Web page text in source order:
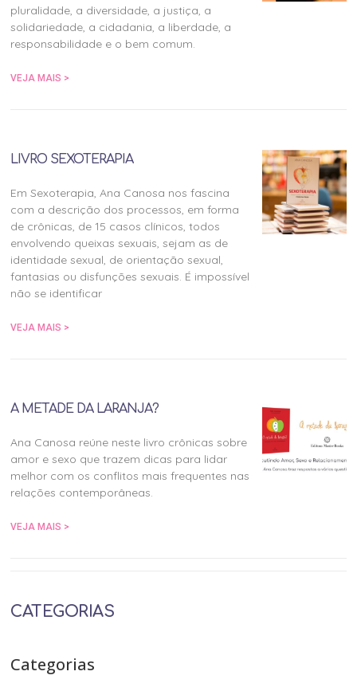
pluralidade, a diversidade, a justiça, a
solidariedade, a cidadania, a liberdade, a
responsabilidade e o bem comum.
VEJA MAIS >
LIVRO SEXOTERAPIA
Em Sexoterapia, Ana Canosa nos fascina
com a descrição dos processos, em forma
de crônicas, de 15 casos clínicos, todos
envolvendo queixas sexuais, sejam as de
identidade sexual, de orientação sexual,
fantasias ou disfunções sexuais. É impossível
não se identificar
VEJA MAIS >
A METADE DA LARANJA?
Ana Canosa reúne neste livro crônicas sobre
amor e sexo que trazem dicas para lidar
melhor com os conflitos mais frequentes nas
relações contemporâneas.
VEJA MAIS >
CATEGORIAS
Categorias